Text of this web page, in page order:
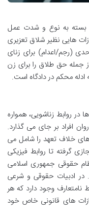
بسته به نوع و شدت عمل
هایی نظیر شلاق تعزیری
(رجم/اعدام) برای زنای
جمله حق طلاق را برای زن
ادله محکم در دادگاه است.
روابط زناشویی، همواره
افراد بر جای می گذارد.
خلاف تعهد را شامل می
گرفته تا روابط فیزیکی
حقوقی جمهوری اسلامی
در ادبیات حقوقی و شرعی
وجود دارد که هر
های قانونی خاص خود